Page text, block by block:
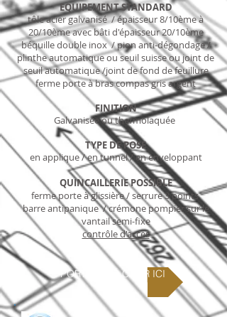
EQUIPEMENT STANDARD
tôle acier galvanisé / épaisseur 8/10ème à
20/10ème avec bâti d'épaisseur 20/10ème
béquille double inox / pion anti-dégondage /
plinthe automatique ou seuil suisse ou joint de
seuil automatique /joint de fond de feuillure
ferme porte à bras compas gris argent
FINITION
Galvanisée ou thermolaquée
TYPE DE POSE
en applique / en tunnel / en enveloppant
QUINCAILLERIE POSSIBLE
ferme porte à glissière / serrure 3 points
barre antipanique / crémone pompier sur le
vantail semi-fixe
contrôle d'accès
PORTE BOIS C PAR ICI